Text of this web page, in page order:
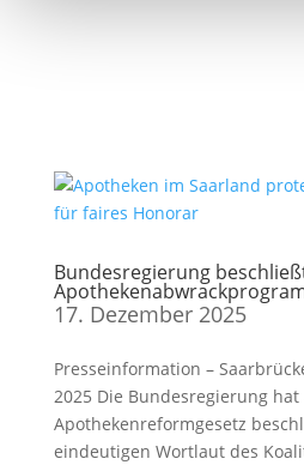
Bundesregierung
17. Dezember 2025
Presseinformation –
2025 Die Bundesregierung
Apothekenreformgesetz
eindeutigen Wortlaut des